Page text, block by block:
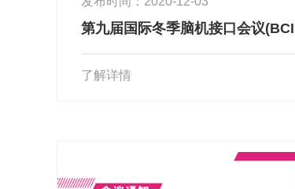
第九届国际冬季脑机接口会议(BCI
了解详情